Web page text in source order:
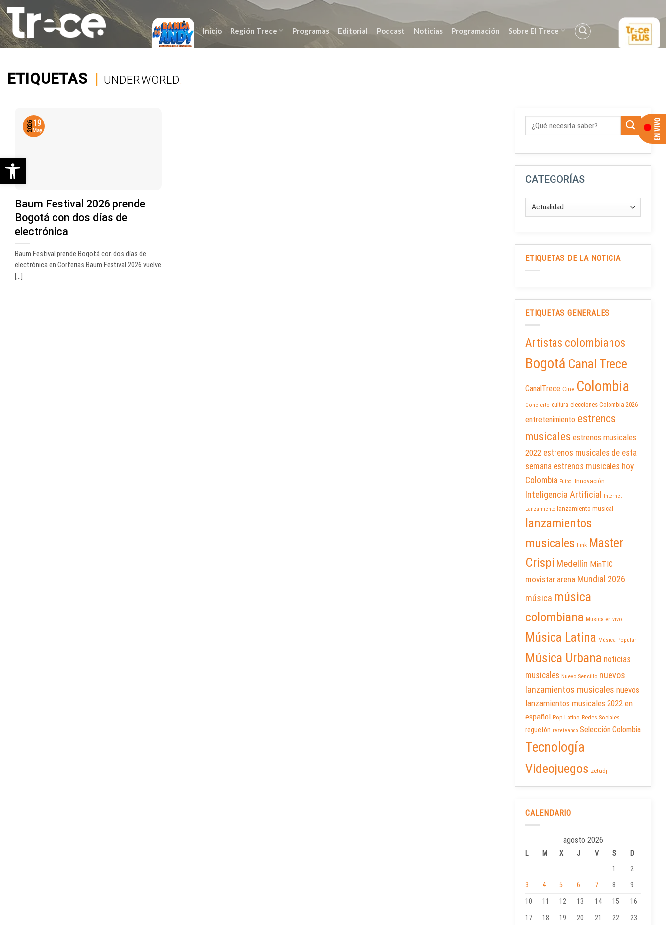
Saltar
al
contenido
Inicio Región Trece Programas Editorial Podcast Noticias Programación Sobre El Trece
ETIQUETAS | UNDERWORLD.
Baum Festival 2026 prende
Bogotá con dos días de
electrónica
Baum Festival prende Bogotá con dos días de
electrónica en Corferias Baum Festival 2026 vuelve
[...]
19
May
2026
CATEGORÍAS
ETIQUETAS DE LA NOTICIA
ETIQUETAS GENERALES
Artistas colombianos
Bogotá Canal Trece
CanalTrece Cine Colombia
Concierto cultura elecciones Colombia 2026
entretenimiento estrenos
musicales estrenos musicales
2022 estrenos musicales de esta
semana estrenos musicales hoy
Colombia Futbol Innovación
Inteligencia Artificial
Internet
Lanzamiento
lanzamiento musical
lanzamientos
musicales Link Master
Crispi Medellín MinTIC
movistar arena Mundial 2026
música música
colombiana Música en vivo
Música Latina Música Popular
Música Urbana noticias
musicales Nuevo Sencillo nuevos
lanzamientos musicales nuevos
lanzamientos musicales 2022 en
español Pop Latino Redes Sociales
reguetón rezeteando Selección Colombia
Tecnología
Videojuegos zetadj
CALENDARIO
agosto 2026
L M X J V S
D
1
2
3
4 5 6 7 8
9
10
11 12 13 14 15
16
17
18 19 20 21 22
23
Abrir barra de herramientas